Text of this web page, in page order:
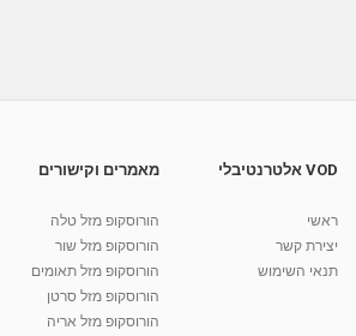
מאת
קרין גורן - העוגה המתגלצ’ת ללא קמח
38.5k צפיות
VOD אלטרנטיבלי
ראשי
יצירת קשר
תנאי השימוש
מאמרים וקישורים
הורוסקופ מזל טלה
הורוסקופ מזל שור
הורוסקופ מזל תאומים
הורוסקופ מזל סרטן
הורוסקופ מזל אריה